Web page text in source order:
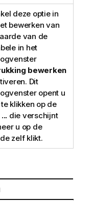
deze optie in
bewerken van
van de
in het
bewerken
Dit
opent u
klikken op de
... die verschijnt
u op de
zelf klikt.